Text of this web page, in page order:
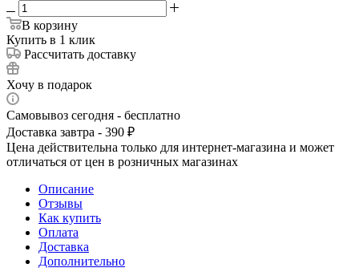
В корзину
Купить в 1 клик
Рассчитать доставку
Хочу в подарок
Самовывоз сегодня - бесплатно
Доставка завтра - 390 ₽
Цена действительна только для интернет-магазина и может
отличаться от цен в розничных магазинах
Описание
Отзывы
Как купить
Оплата
Доставка
Дополнительно